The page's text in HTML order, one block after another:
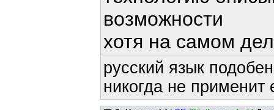
возможности
хотя на самом
русский язык
никогда не применит